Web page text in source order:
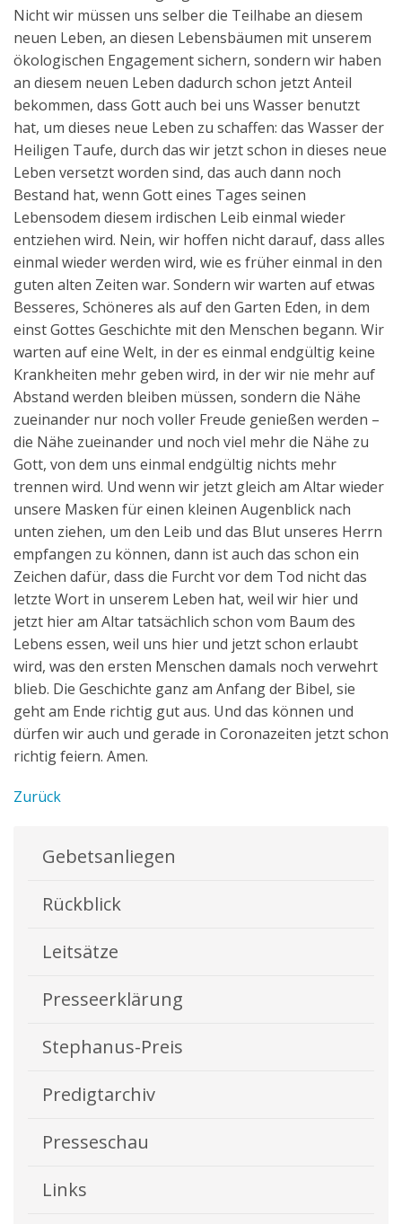
Nicht wir müssen uns selber die Teilhabe an diesem
neuen Leben, an diesen Lebensbäumen mit unserem
ökologischen Engagement sichern, sondern wir haben
an diesem neuen Leben dadurch schon jetzt Anteil
bekommen, dass Gott auch bei uns Wasser benutzt
hat, um dieses neue Leben zu schaffen: das Wasser der
Heiligen Taufe, durch das wir jetzt schon in dieses neue
Leben versetzt worden sind, das auch dann noch
Bestand hat, wenn Gott eines Tages seinen
Lebensodem diesem irdischen Leib einmal wieder
entziehen wird. Nein, wir hoffen nicht darauf, dass alles
einmal wieder werden wird, wie es früher einmal in den
guten alten Zeiten war. Sondern wir warten auf etwas
Besseres, Schöneres als auf den Garten Eden, in dem
einst Gottes Geschichte mit den Menschen begann. Wir
warten auf eine Welt, in der es einmal endgültig keine
Krankheiten mehr geben wird, in der wir nie mehr auf
Abstand werden bleiben müssen, sondern die Nähe
zueinander nur noch voller Freude genießen werden –
die Nähe zueinander und noch viel mehr die Nähe zu
Gott, von dem uns einmal endgültig nichts mehr
trennen wird. Und wenn wir jetzt gleich am Altar wieder
unsere Masken für einen kleinen Augenblick nach
unten ziehen, um den Leib und das Blut unseres Herrn
empfangen zu können, dann ist auch das schon ein
Zeichen dafür, dass die Furcht vor dem Tod nicht das
letzte Wort in unserem Leben hat, weil wir hier und
jetzt hier am Altar tatsächlich schon vom Baum des
Lebens essen, weil uns hier und jetzt schon erlaubt
wird, was den ersten Menschen damals noch verwehrt
blieb. Die Geschichte ganz am Anfang der Bibel, sie
geht am Ende richtig gut aus. Und das können und
dürfen wir auch und gerade in Coronazeiten jetzt schon
richtig feiern. Amen.
Zurück
Gebetsanliegen
Rückblick
Leitsätze
Presseerklärung
Stephanus-Preis
Predigtarchiv
Presseschau
Links